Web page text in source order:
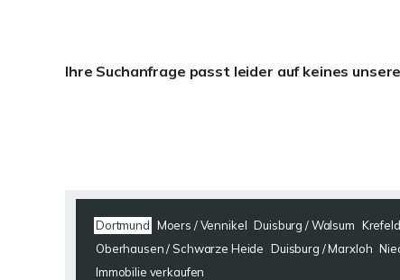
Ihre Suchanfrage passt leider auf keines
Dortmund Moers / Vennikel Duisburg / Walsum
Oberhausen / Schwarze Heide Duisburg / Marxloh
Immobilie verkaufen